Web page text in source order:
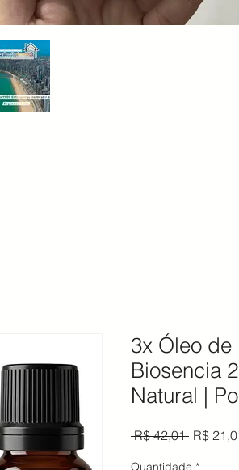
3x Óleo
Biosencia
Natural |
R$ 42,01 Preço
R$
Quantidade *